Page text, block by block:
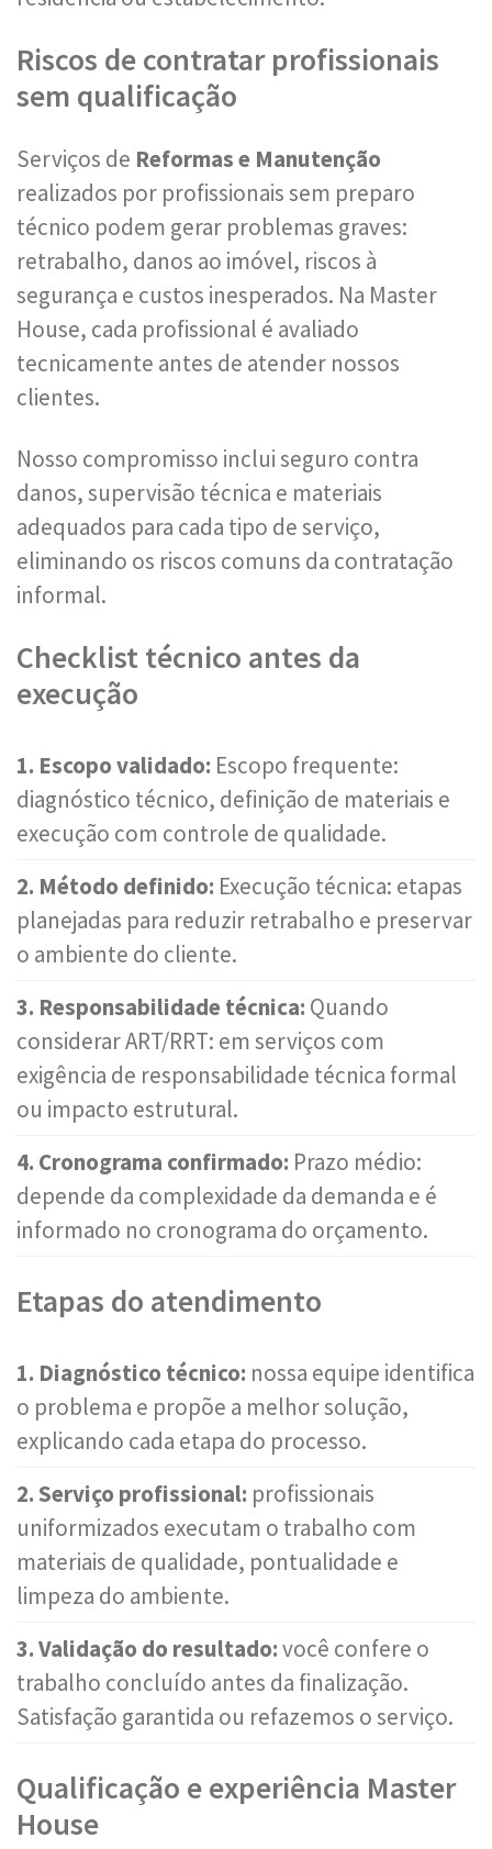
Riscos de contratar profissionais
sem qualificação
Serviços de Reformas e Manutenção
realizados por profissionais sem preparo
técnico podem gerar problemas graves:
retrabalho, danos ao imóvel, riscos à
segurança e custos inesperados. Na Master
House, cada profissional é avaliado
tecnicamente antes de atender nossos
clientes.
Nosso compromisso inclui seguro contra
danos, supervisão técnica e materiais
adequados para cada tipo de serviço,
eliminando os riscos comuns da contratação
informal.
Checklist técnico antes da
execução
1. Escopo validado: Escopo frequente:
diagnóstico técnico, definição de materiais e
execução com controle de qualidade.
2. Método definido: Execução técnica: etapas
planejadas para reduzir retrabalho e preservar
o ambiente do cliente.
3. Responsabilidade técnica: Quando
considerar ART/RRT: em serviços com
exigência de responsabilidade técnica formal
ou impacto estrutural.
4. Cronograma confirmado: Prazo médio:
depende da complexidade da demanda e é
informado no cronograma do orçamento.
Etapas do atendimento
1. Diagnóstico técnico: nossa equipe identifica
o problema e propõe a melhor solução,
explicando cada etapa do processo.
2. Serviço profissional: profissionais
uniformizados executam o trabalho com
materiais de qualidade, pontualidade e
limpeza do ambiente.
3. Validação do resultado:você confere o
trabalho concluído antes da finalização.
Satisfação garantida ou refazemos o serviço.
Qualificação e experiência Master
House